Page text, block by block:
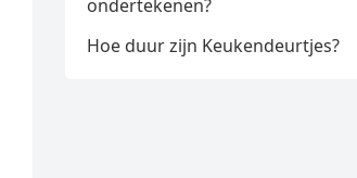
ondertekenen?
Hoe duur zijn Keukendeurtjes?